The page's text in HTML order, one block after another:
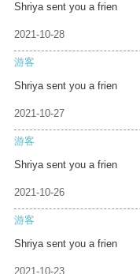
Shriya sent you a frien
2021-10-28
游客
Shriya sent you a frien
2021-10-27
游客
Shriya sent you a frien
2021-10-26
游客
Shriya sent you a frien
2021-10-23